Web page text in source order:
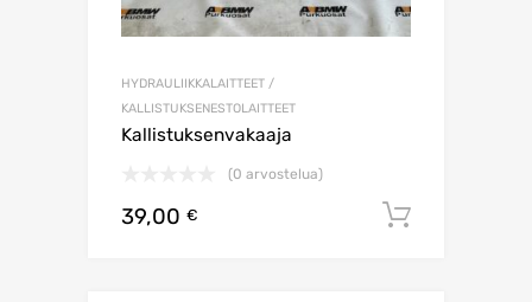
HYDRAULIIKKALAITTEET /
KALLISTUKSENESTOLAITTEET
Kallistuksenvakaaja
(0 arvostelua)
39,00 €